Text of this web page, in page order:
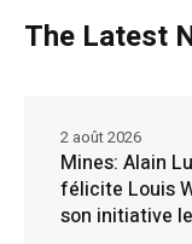
The Latest
Mines: Alain
félicite Louis
son initiative
2 août 2026